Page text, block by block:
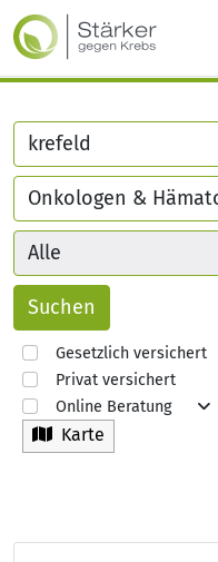
Gesetzlich versichert
Privat versichert
Online Beratung
Karte